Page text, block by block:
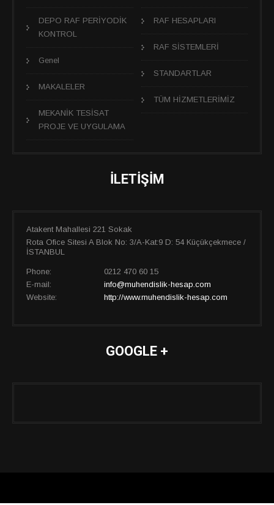
DEPO RAF PERİYODİK
KONTROL
Genel
MAKALELER
MEKANİK TESİSAT
PROJE VE UYGULAMA
RAF HESAPLARI
RAF SİSTEMLERİ
STANDARTLAR
TÜM HİZMETLERİMİZ
İLETIŞIM
Atakent Mahallesi 221 Sokak
Rota Ofice Sitesi A Blok No: 3/A-Kat:9 D: 54 Küçükçekmece /
İSTANBUL
Phone:
0212 470 60 15
E-mail:
info@muhendislik-hesap.com
Website:
http://www.muhendislik-hesap.com
GOOGLE +